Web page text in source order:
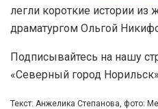
легли короткие истории
драматургом Ольгой
Подписывайтесь на нашу
«Северный город
Текст: Анжелика Степанова, фото: